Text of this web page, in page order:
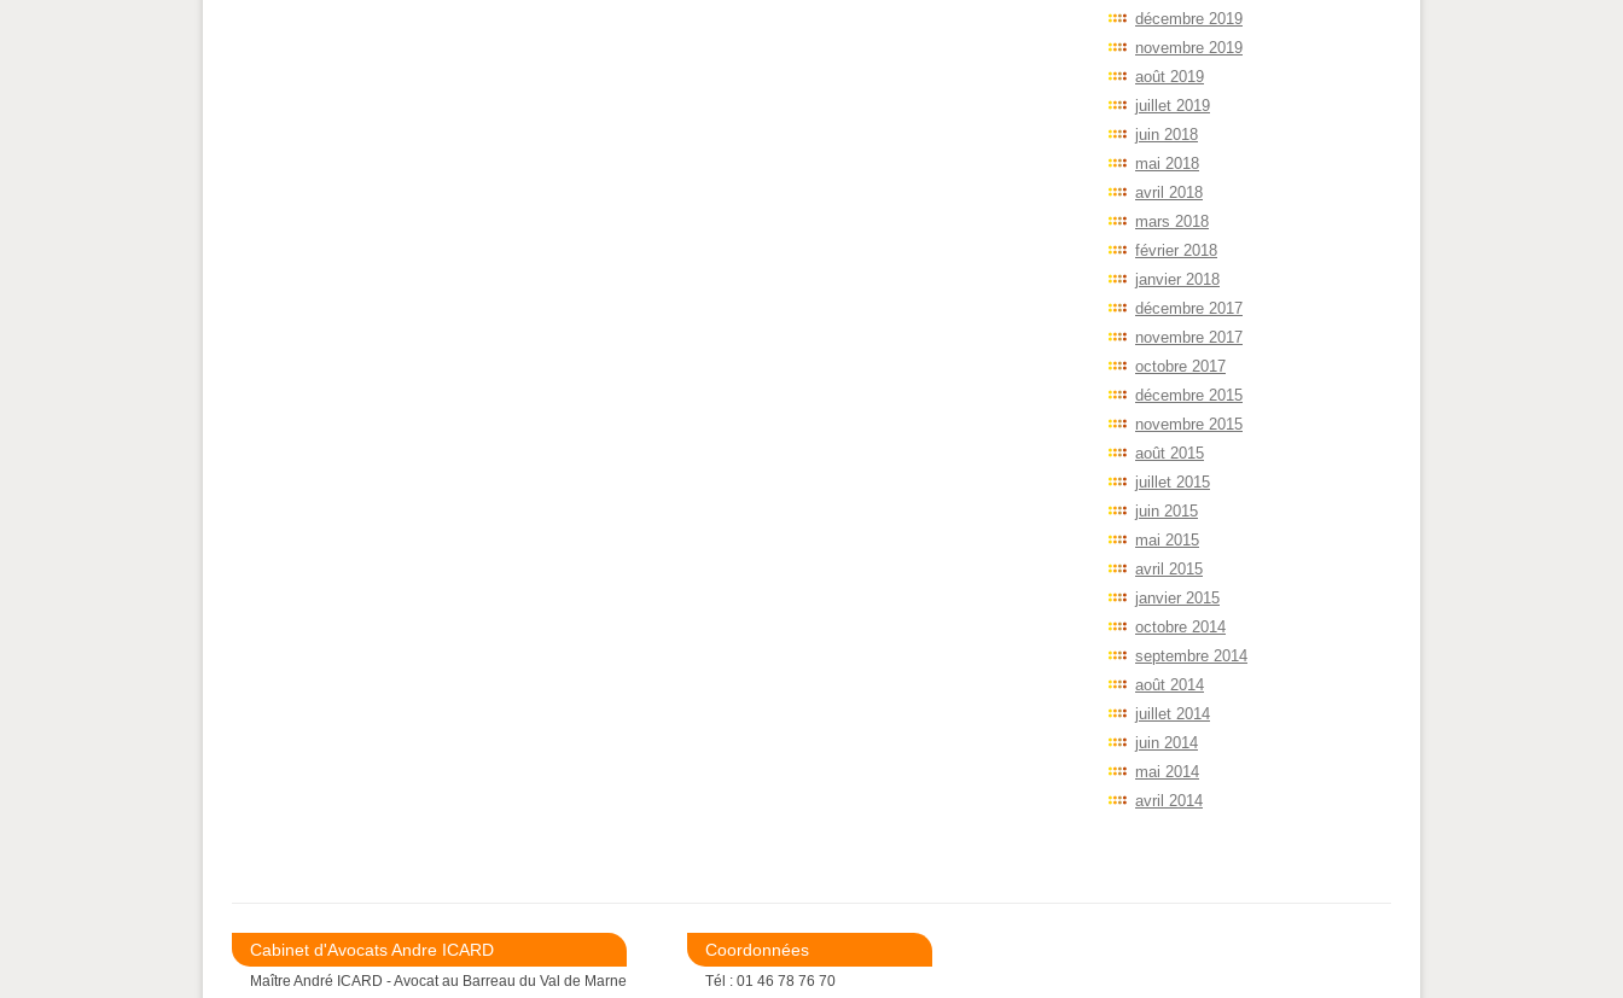
décembre 2019
novembre 2019
août 2019
juillet 2019
juin 2018
mai 2018
avril 2018
mars 2018
février 2018
janvier 2018
décembre 2017
novembre 2017
octobre 2017
décembre 2015
novembre 2015
août 2015
juillet 2015
juin 2015
mai 2015
avril 2015
janvier 2015
octobre 2014
septembre 2014
août 2014
juillet 2014
juin 2014
mai 2014
avril 2014
Cabinet d'Avocats Andre ICARD
Maître André ICARD - Avocat au Barreau du Val de Marne
Coordonnées
Tél : 01 46 78 76 70